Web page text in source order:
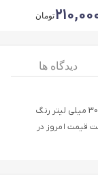
تومان
دیدگاه ها
خرید اینترنتی شامپو رنگ مو دوماسی شماره 7.62 حجم 300 میلی لیتر رنگ
قیمت امروز در